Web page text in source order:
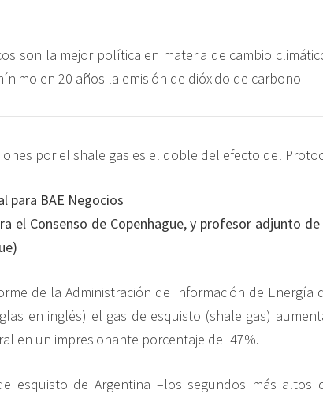
son la mejor política en materia de cambio
en 20 años la emisión de dióxido de carbono
para BAE Negocios
el Consenso de Copenhague, y profesor adjunto
de la Administración de Información de Energía
en inglés) el gas de esquisto (shale gas)
en un impresionante porcentaje del 47%.
esquisto de Argentina –los segundos más altos